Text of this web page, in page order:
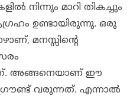
നിന്നും മാറി തികച്ചും
ഉണ്ടായിരുന്നു. ഒരു
മനസ്സിന്റെ
അങ്ങനെയാണ് ഈ
വരുന്നത്. എന്നാൽ